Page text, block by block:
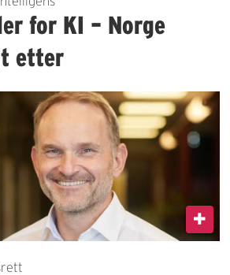
for KI – Norge
etter